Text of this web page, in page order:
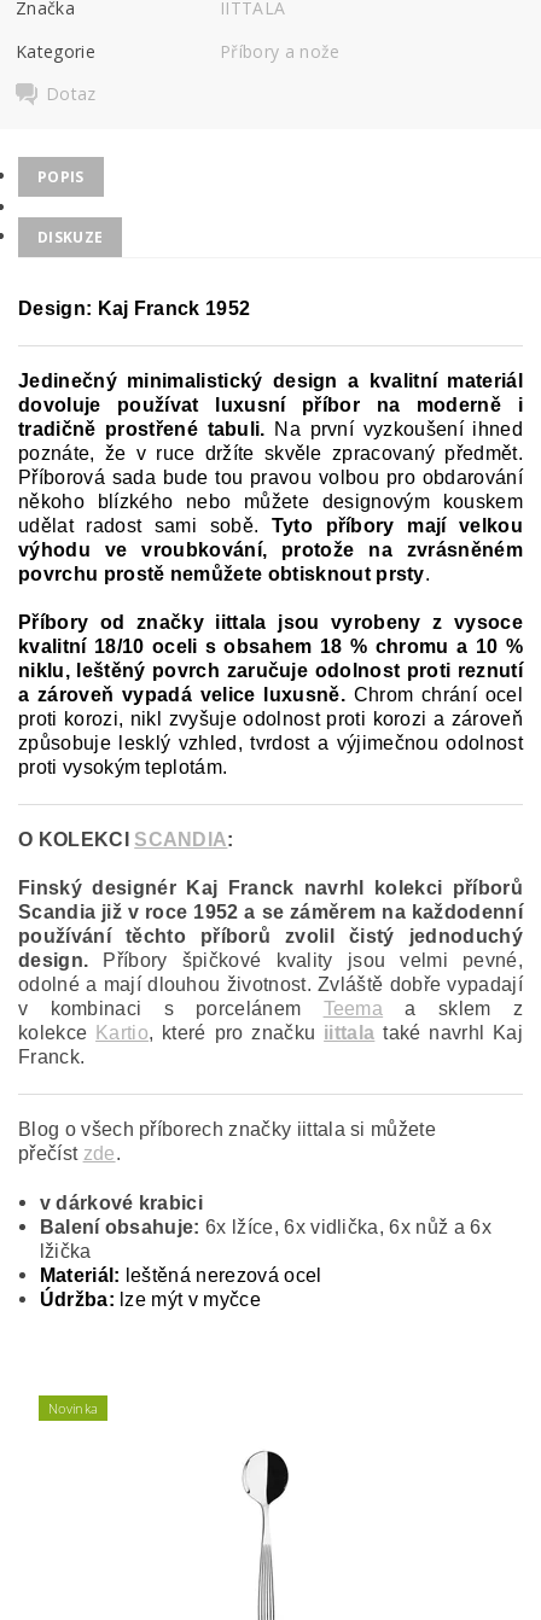
Značka
IITTALA
Kategorie
Příbory a nože
Dotaz
POPIS
DISKUZE
Design: Kaj Franck 1952
Jedinečný minimalistický design a kvalitní materiál
dovoluje používat luxusní příbor na moderně i
tradičně prostřené tabuli. Na první vyzkoušení ihned
poznáte, že v ruce držíte skvěle zpracovaný předmět.
Příborová sada bude tou pravou volbou pro obdarování
někoho blízkého nebo můžete designovým kouskem
udělat radost sami sobě. Tyto příbory mají velkou
výhodu ve vroubkování, protože na zvrásněném
povrchu prostě nemůžete obtisknout prsty.
Příbory od značky iittala jsou vyrobeny z vysoce
kvalitní 18/10 oceli s obsahem 18 % chromu a 10 %
niklu, leštěný povrch zaručuje odolnost proti reznutí
a zároveň vypadá velice luxusně.Chrom chrání ocel
proti korozi, nikl zvyšuje odolnost proti korozi a zároveň
způsobuje lesklý vzhled, tvrdost a výjimečnou odolnost
proti vysokým teplotám.
O KOLEKCI SCANDIA:
Finský designér Kaj Franck navrhl kolekci příborů
Scandia již v roce 1952 a se záměrem na každodenní
používání těchto příborů zvolil čistý jednoduchý
design. Příbory špičkové kvality jsou velmi pevné,
odolné a mají dlouhou životnost. Zvláště dobře vypadají
v kombinaci s porcelánem Teema a sklem z
kolekce Kartio, které pro značku iittala také navrhl Kaj
Franck.
Blog o všech příborech značky iittala si můžete
přečíst zde.
v dárkové krabici
Balení obsahuje: 6x lžíce, 6x vidlička, 6x nůž a 6x
lžička
Materiál: leštěná nerezová ocel
Údržba: lze mýt v myčce
Novinka